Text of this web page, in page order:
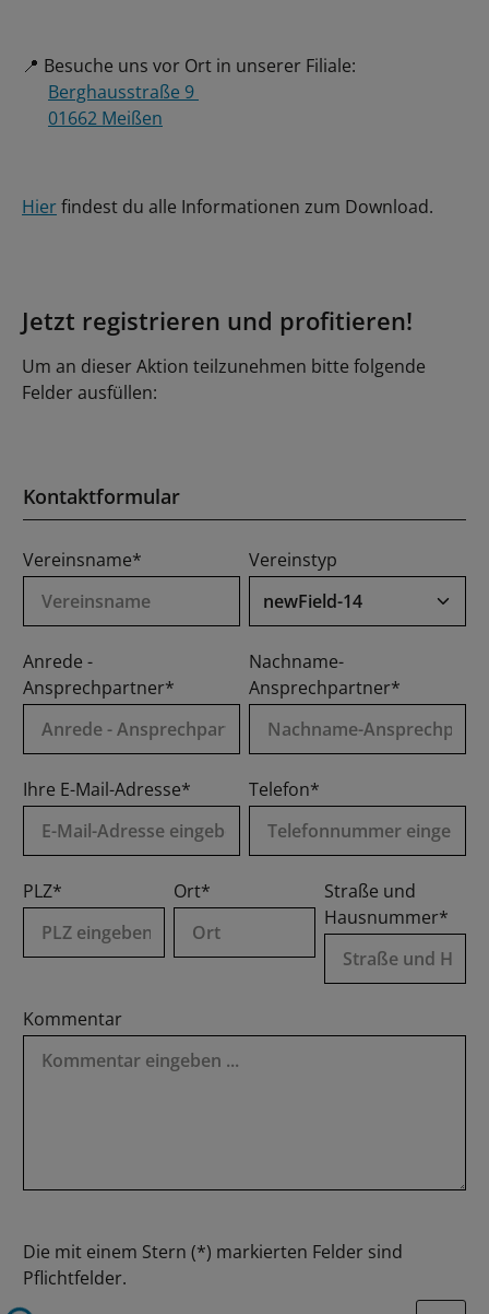
📍 Besuche uns vor Ort in unserer Filiale:
Berghausstraße 9
01662 Meißen
Hierfindest du alle Informationen zum Download.
Jetzt registrieren und profitieren!
Um an dieser Aktion teilzunehmen bitte folgende
Felder ausfüllen:
Kontaktformular
Vereinsname* Vereinstyp
Anrede -
Ansprechpartner*
Nachname-
Ansprechpartner*
Ihre E-Mail-Adresse* Telefon*
PLZ* Ort*
Straße und
Hausnummer*
Kommentar
Die mit einem Stern (*) markierten Felder sind
Pflichtfelder.